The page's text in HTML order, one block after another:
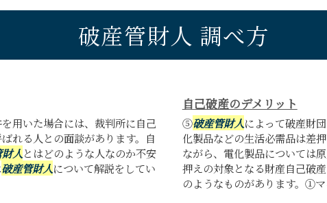
破産管財人 調べ方
用いた場合には、裁判所に自己
ばれる人との面談があります。自
人とはどのような人なのか不安
破産管財人について解説をしてい
自己破産のデメリット
⑤破産管財人によって破産財
化製品などの生活必需品は差
ながら、電化製品については
押えの対象となる財産自己破
のようなものがあります。①